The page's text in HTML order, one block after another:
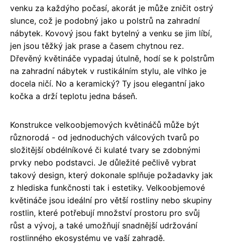
venku za každýho počasí, akorát je může zničit ostrý
slunce, což je podobný jako u polstrů na zahradní
nábytek. Kovový jsou fakt bytelný a venku se jim líbí,
jen jsou těžký jak prase a časem chytnou rez.
Dřevěný květináče vypadaj útulně, hodí se k polstrům
na zahradní nábytek v rustikálním stylu, ale vlhko je
docela ničí. No a keramický? Ty jsou elegantní jako
kočka a drží teplotu jedna báseň.
Konstrukce velkoobjemových květináčů může být
různorodá - od jednoduchých válcových tvarů po
složitější obdélníkové či kulaté tvary se zdobnými
prvky nebo podstavci. Je důležité pečlivě vybrat
takový design, který dokonale splňuje požadavky jak
z hlediska funkčnosti tak i estetiky. Velkoobjemové
květináče jsou ideální pro větší rostliny nebo skupiny
rostlin, které potřebují množství prostoru pro svůj
růst a vývoj, a také umožňují snadnější udržování
rostlinného ekosystému ve vaší zahradě.